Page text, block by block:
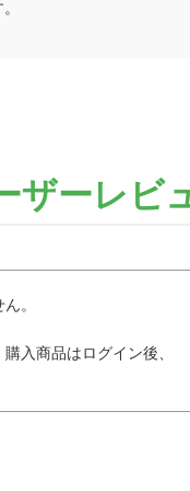
ザーレビ
。
入商品はログイン後、